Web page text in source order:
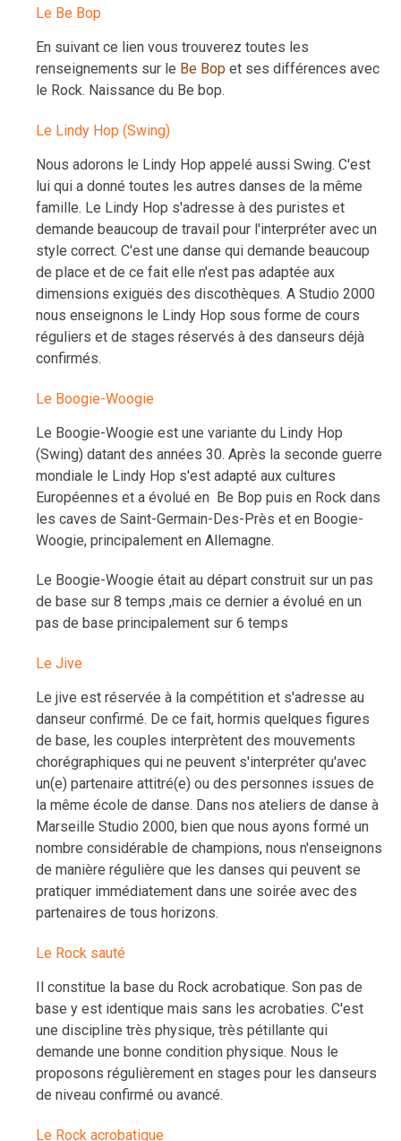
Le Be Bop
En suivant ce lien vous trouverez toutes les
renseignements sur le Be Bop et ses différences avec
le Rock. Naissance du Be bop.
Le Lindy Hop (Swing)
Nous adorons le Lindy Hop appelé aussi Swing. C'est
lui qui a donné toutes les autres danses de la même
famille. Le Lindy Hop s'adresse à des puristes et
demande beaucoup de travail pour l'interpréter avec un
style correct. C'est une danse qui demande beaucoup
de place et de ce fait elle n'est pas adaptée aux
dimensions exiguës des discothèques. A Studio 2000
nous enseignons le Lindy Hop sous forme de cours
réguliers et de stages réservés à des danseurs déjà
confirmés.
Le Boogie-Woogie
Le Boogie-Woogie est une variante du Lindy Hop
(Swing) datant des années 30. Après la seconde guerre
mondiale le Lindy Hop s'est adapté aux cultures
Européennes et a évolué en Be Bop puis en Rock dans
les caves de Saint-Germain-Des-Près et en Boogie-
Woogie, principalement en Allemagne.
Le Boogie-Woogie était au départ construit sur un pas
de base sur 8 temps ,mais ce dernier a évolué en un
pas de base principalement sur 6 temps
Le Jive
Le jive est réservée à la compétition et s'adresse au
danseur confirmé. De ce fait, hormis quelques figures
de base, les couples interprètent des mouvements
chorégraphiques qui ne peuvent s'interpréter qu'avec
un(e) partenaire attitré(e) ou des personnes issues de
la même école de danse. Dans nos ateliers de danse à
Marseille Studio 2000, bien que nous ayons formé un
nombre considérable de champions, nous n'enseignons
de manière régulière que les danses qui peuvent se
pratiquer immédiatement dans une soirée avec des
partenaires de tous horizons.
Le Rock sauté
Il constitue la base du Rock acrobatique. Son pas de
base y est identique mais sans les acrobaties. C'est
une discipline très physique, très pétillante qui
demande une bonne condition physique. Nous le
proposons régulièrement en stages pour les danseurs
de niveau confirmé ou avancé.
Le Rock acrobatique